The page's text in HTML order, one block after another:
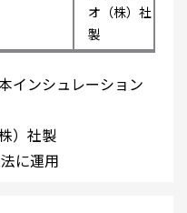
オ（株）社
製
インシュレーション
）社製
に運用